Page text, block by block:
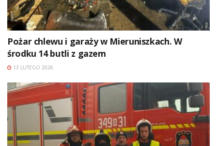
Pożar chlewu i garaży w Mieruniszkach. W
środku 14 butli z gazem
13 LUTEGO 2026